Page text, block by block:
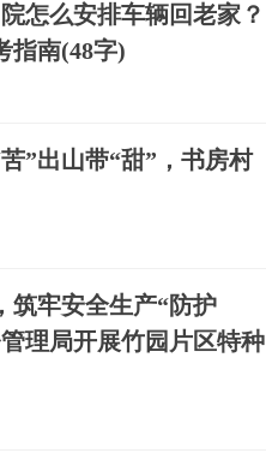
怎么安排车辆回老家？
指南(48字)
”出山带“甜”，书房村
筑牢安全生产“防护
理局开展竹园片区特种